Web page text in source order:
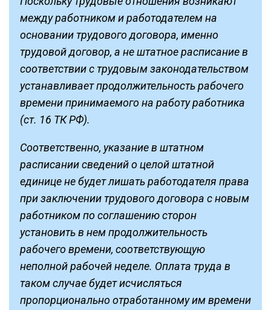
между работником и работодателем на
основании трудового договора, именно
трудовой договор, а не штатное расписание в
соответствии с трудовым законодательством
устанавливает продолжительность рабочего
времени принимаемого на работу работника
(ст. 16 ТК РФ).
Соответственно, указание в штатном
расписании сведений о целой штатной
единице не будет лишать работодателя права
при заключении трудового договора с новым
работником по соглашению сторон
установить в нем продолжительность
рабочего времени, соответствующую
неполной рабочей неделе. Оплата труда в
таком случае будет исчисляться
пропорционально отработанному им времени